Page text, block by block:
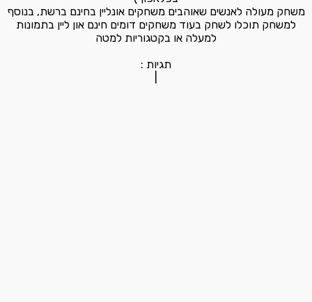
משחק מעולה לאנשים שאוהבים משחקים אונליין בחינם ברשת, בנוסף
למשחק תוכלו לשחק בעוד משחקים דומים חינם און ליין בתמונות
למעלה או בקטגוריות למטה
תגיות :